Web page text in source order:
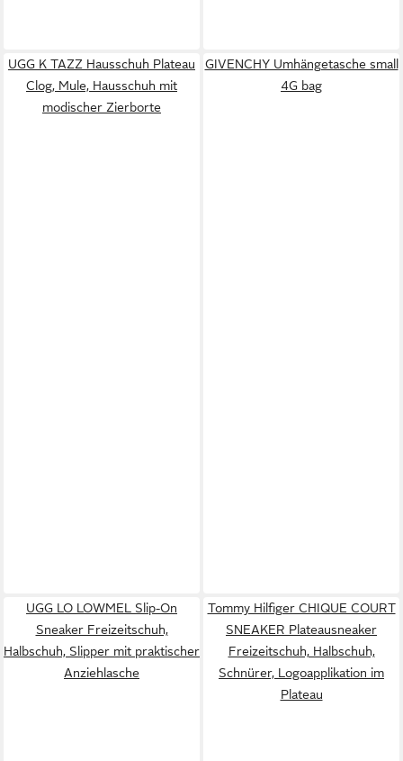
UGG K TAZZ Hausschuh Plateau
Clog, Mule, Hausschuh mit
modischer Zierborte
GIVENCHY Umhängetasche small
4G bag
UGG LO LOWMEL Slip-On
Sneaker Freizeitschuh,
Halbschuh, Slipper mit praktischer
Anziehlasche
Tommy Hilfiger CHIQUE COURT
SNEAKER Plateausneaker
Freizeitschuh, Halbschuh,
Schnürer, Logoapplikation im
Plateau